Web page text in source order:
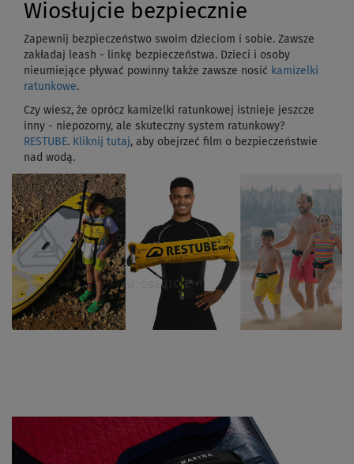
Wiosłujcie bezpiecznie
Zapewnij bezpieczeństwo swoim dzieciom i sobie. Zawsze
zakładaj leash - linkę bezpieczeństwa. Dzieci i osoby
nieumiejące pływać powinny także zawsze nosić kamizelki
ratunkowe.
Czy wiesz, że oprócz kamizelki ratunkowej istnieje jeszcze
inny - niepozorny, ale skuteczny system ratunkowy?
RESTUBE. Kliknij tutaj, aby obejrzeć film o bezpieczeństwie
nad wodą.